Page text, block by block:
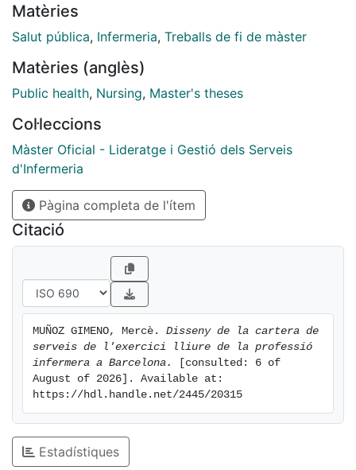
Matèries
Salut pública, Infermeria, Treballs de fi de màster
Matèries (anglès)
Public health, Nursing, Master's theses
Col·leccions
Màster Oficial - Lideratge i Gestió dels Serveis
d'Infermeria
Pàgina completa de l'ítem
Citació
MUÑOZ GIMENO, Mercè. Disseny de la cartera de
serveis de l'exercici lliure de la professió
infermera a Barcelona.
[consulted: 6 of
August of 2026]. Available at:
https://hdl.handle.net/2445/20315
Estadístiques